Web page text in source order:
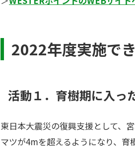
2022年度実施で
活動１．育樹期に入っ
東日本大震災の復興支援として、
マツが4mを超えるようになり、育